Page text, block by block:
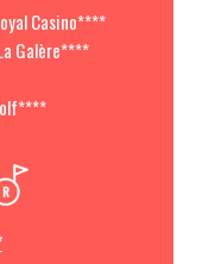
Casino****
Galère****